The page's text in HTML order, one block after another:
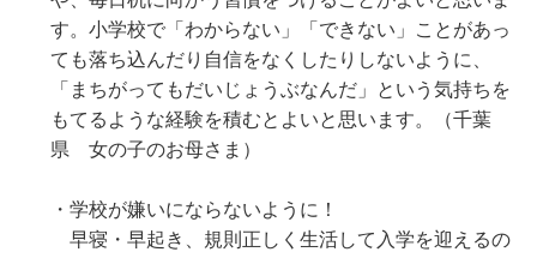
す。小学校で「わからない」「できない」ことがあっ
ても落ち込んだり自信をなくしたりしないように、
「まちがってもだいじょうぶなんだ」という気持ちを
もてるような経験を積むとよいと思います。（千葉
県 女の子のお母さま）
・学校が嫌いにならないように！
早寝・早起き、規則正しく生活して入学を迎えるの